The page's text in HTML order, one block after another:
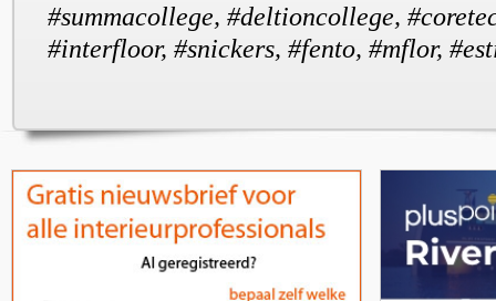
#summacollege, #deltioncollege,
#interfloor, #snickers, #fento, #mflor,